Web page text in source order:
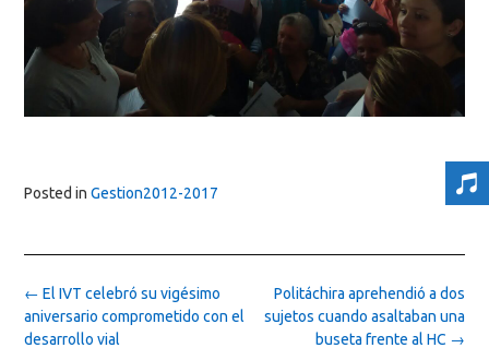
Posted in Gestion2012-2017
Post
navigation
Politáchira aprehendió a dos
sujetos cuando asaltaban una
buseta frente al HC →
← El IVT celebró su vigésimo
aniversario comprometido con el
desarrollo vial